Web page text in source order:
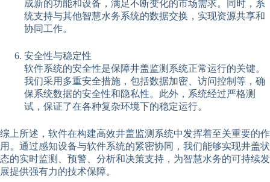
成新的功能和设备，满足不断变化的市场需求。同时，系
统支持与其他智慧水务系统的数据交换，实现资源共享和
协同工作。
安全性与稳定性
软件系统的安全性是保障井盖监测系统正常运行的关键。
我们采用多重安全措施，包括数据加密、访问控制等，确
保系统数据的安全性和隐私性。此外，系统经过严格测
试，保证了在各种复杂环境下的稳定运行。
综上所述，软件在构建高效井盖监测系统中发挥着至关重要的作
用。通过感知设备与软件系统的紧密协同，我们能够实现井盖状
态的实时监测、预警、分析和决策支持，为智慧水务的可持续发
展提供强有力的技术保障。